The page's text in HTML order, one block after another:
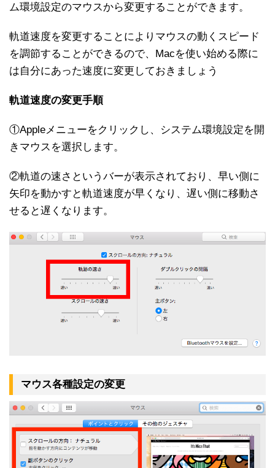
ム環境設定のマウスから変更することができます。
軌道速度を変更することによりマウスの動くスピード
を調節することができるので、Macを使い始める際に
は自分にあった速度に変更しておきましょう
軌道速度の変更手順
①Appleメニューをクリックし、システム環境設定を開
きマウスを選択します。
②軌道の速さというバーが表示されており、早い側に
矢印を動かすと軌道速度が早くなり、遅い側に移動さ
せると遅くなります。
マウス各種設定の変更